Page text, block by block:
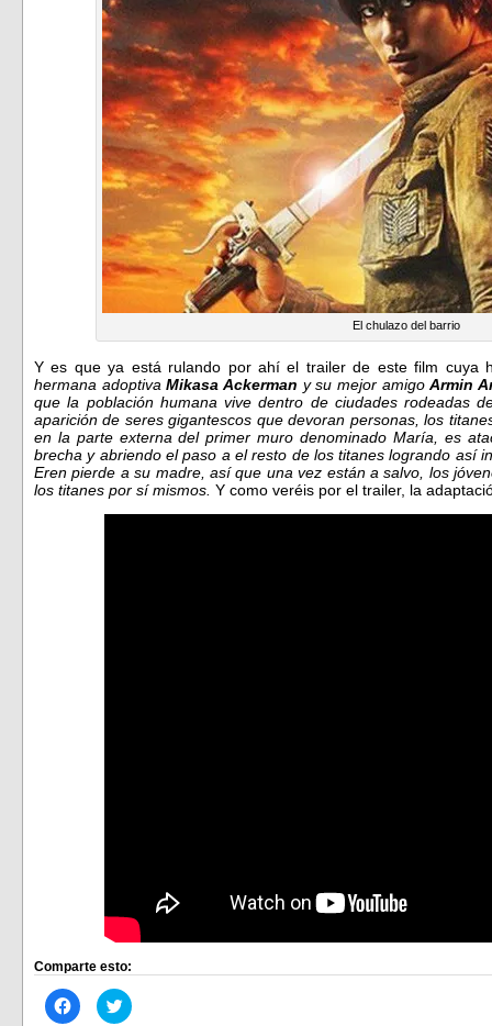
El chulazo del barrio
Y es que ya está rulando por ahí el trailer de este film cuya
hermana adoptivaMikasa Ackerman y su mejor amigoArmin
que la población humana vive dentro de ciudades rodeadas
aparición de seres gigantescos que devoran personas, los
en la parte externa del primer muro denominado María, es
brecha y abriendo el paso a el resto de los titanes logrando así
Eren pierde a su madre, así que una vez están a salvo, los
los titanes por sí mismos. Y como veréis por el trailer, la
Comparte esto:
Haz
clic
Haz
clic